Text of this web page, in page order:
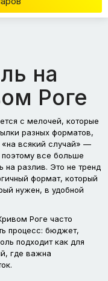
на
Роге
с мелочей, которые
разных форматов,
всякий случай» —
поэтому все больше
разлив. Это не тренд
формат, который
нужен, в удобной
Роге часто
процесс: бюджет,
подходит как для
где важна